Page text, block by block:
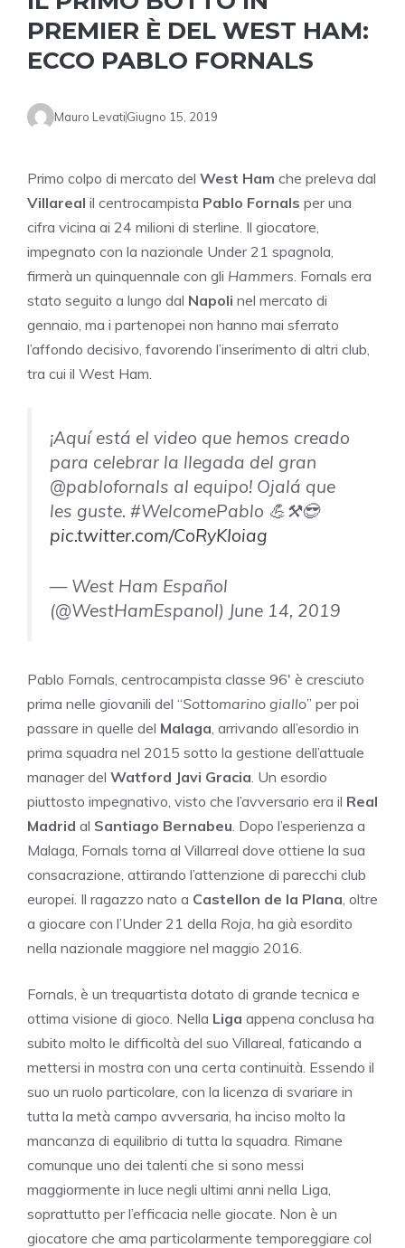
PREMIER È DEL WEST HAM:
ECCO PABLO FORNALS
Mauro LevatiGiugno 15, 2019
Primo colpo di mercato del West Ham che preleva dal
Villareal il centrocampista Pablo Fornals per una
cifra vicina ai 24 milioni di sterline. Il giocatore,
impegnato con la nazionale Under 21 spagnola,
firmerà un quinquennale con gli Hammers. Fornals era
stato seguito a lungo dal Napoli nel mercato di
gennaio, ma i partenopei non hanno mai sferrato
l’affondo decisivo, favorendo l’inserimento di altri club,
tra cui il West Ham.
¡Aquí está el video que hemos creado
para celebrar la llegada del gran
@pablofornals al equipo! Ojalá que
les guste. #WelcomePablo 💪⚒️😎
pic.twitter.com/CoRyKIoiag
— West Ham Español
(@WestHamEspanol) June 14, 2019
Pablo Fornals, centrocampista classe 96′ è cresciuto
prima nelle giovanili del “Sottomarino giallo” per poi
passare in quelle del Malaga , arrivando all’esordio in
prima squadra nel 2015 sotto la gestione dell’attuale
manager del Watford Javi Gracia . Un esordio
piuttosto impegnativo, visto che l’avversario era il Real
Madrid al Santiago Bernabeu . Dopo l’esperienza a
Malaga, Fornals torna al Villarreal dove ottiene la sua
consacrazione, attirando l’attenzione di parecchi club
europei. Il ragazzo nato a Castellon de la Plana , oltre
a giocare con l’Under 21 della Roja , ha già esordito
nella nazionale maggiore nel maggio 2016.
Fornals, è un trequartista dotato di grande tecnica e
ottima visione di gioco. Nella Liga appena conclusa ha
subito molto le difficoltà del suo Villareal, faticando a
mettersi in mostra con una certa continuità. Essendo il
suo un ruolo particolare, con la licenza di svariare in
tutta la metà campo avversaria, ha inciso molto la
mancanza di equilibrio di tutta la squadra. Rimane
comunque uno dei talenti che si sono messi
maggiormente in luce negli ultimi anni nella Liga,
soprattutto per l’efficacia nelle giocate. Non è un
giocatore che ama particolarmente temporeggiare col